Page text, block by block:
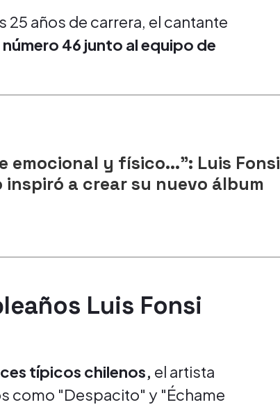
años de carrera, el cantante
46 junto al equipo de
emocional y físico...": Luis Fonsi
a crear su nuevo álbum
Luis Fonsi
típicos chilenos, el artista
como "Despacito" y "Échame